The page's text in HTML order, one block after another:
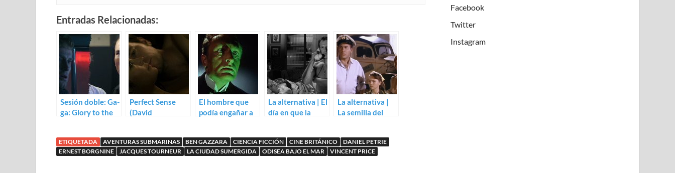
Entradas Relacionadas:
Sesión doble: Ga-
ga: Glory to the
(1994)
Perfect Sense
(David
El hombre que
podía engañar a
La alternativa | El
día en que la
La alternativa |
La semilla del
Francis)
ETIQUETADA AVENTURAS SUBMARINAS BEN GAZZARA CIENCIA FICCIÓN CINE BRITÁNICO
DANIEL PETRIE
ERNEST BORGNINE
JACQUES TOURNEUR LA CIUDAD SUMERGIDA ODISEA BAJO EL MAR VINCENT PRICE
Facebook
Twitter
Instagram